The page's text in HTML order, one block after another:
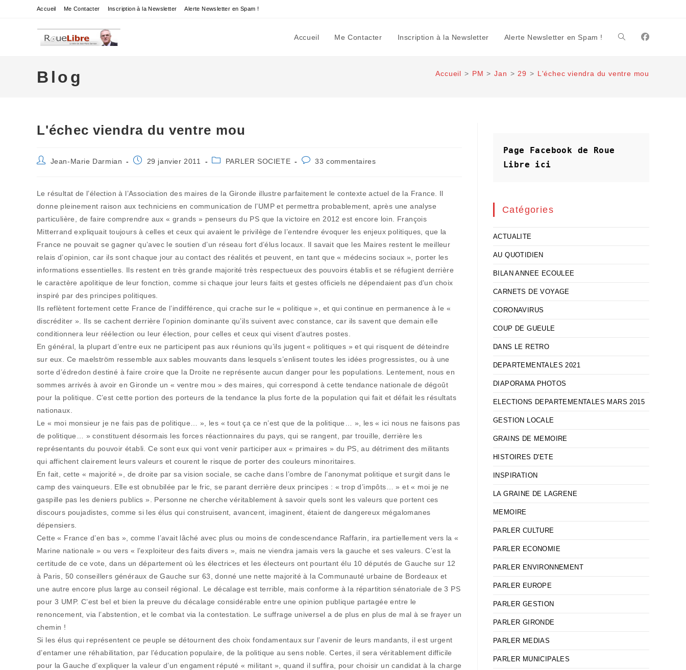
Accueil Me Contacter Inscription à la Newsletter Alerte Newsletter en Spam !
Accueil Me Contacter Inscription à la Newsletter Alerte Newsletter en Spam ! Toggle
website
Blog Accueil > PM > Jan > 29 > L'échec viendra du ventre mou
L'échec viendra du ventre mou
Auteur/autrice
Jean-Marie Darmian
Publication
29 janvier 2011
PostPARLER SOCIETE
Commentaires
33 commentaires
Le résultat de l’élection à l’Association des maires de la Gironde illustre parfaitement le contexte actuel de la France. Il
donne pleinement raison aux techniciens en communication de l’UMP et permettra probablement, après une analyse
particulière, de faire comprendre aux « grands » penseurs du PS que la victoire en 2012 est encore loin. François
Mitterrand expliquait toujours à celles et ceux qui avaient le privilège de l’entendre évoquer les enjeux politiques, que la
France ne pouvait se gagner qu’avec le soutien d’un réseau fort d’élus locaux. Il savait que les Maires restent le meilleur
relais d’opinion, car ils sont chaque jour au contact des réalités et peuvent, en tant que « médecins sociaux », porter les
informations essentielles. Ils restent en très grande majorité très respectueux des pouvoirs établis et se réfugient derrière
le caractère apolitique de leur fonction, comme si chaque jour leurs faits et gestes officiels ne dépendaient pas d’un choix
inspiré par des principes politiques.
Ils reflètent fortement cette France de l’indifférence, qui crache sur le « politique », et qui continue en permanence à le «
discréditer ». Ils se cachent derrière l’opinion dominante qu’ils suivent avec constance, car ils savent que demain elle
conditionnera leur réélection ou leur élection, pour celles et ceux qui visent d’autres postes.
En général, la plupart d’entre eux ne participent pas aux réunions qu’ils jugent « politiques » et qui risquent de déteindre
sur eux. Ce maelström ressemble aux sables mouvants dans lesquels s’enlisent toutes les idées progressistes, ou à une
sorte d’édredon destiné à faire croire que la Droite ne représente aucun danger pour les populations. Lentement, nous en
sommes arrivés à avoir en Gironde un « ventre mou » des maires, qui correspond à cette tendance nationale de dégoût
pour la politique. C’est cette portion des porteurs de la tendance la plus forte de la population qui fait et défait les résultats
nationaux.
Le « moi monsieur je ne fais pas de politique… », les « tout ça ce n’est que de la politique… », les « ici nous ne faisons pas
de politique… » constituent désormais les forces réactionnaires du pays, qui se rangent, par trouille, derrière les
représentants du pouvoir établi. Ce sont eux qui vont venir participer aux « primaires » du PS, au détriment des militants
qui affichent clairement leurs valeurs et courent le risque de porter des couleurs minoritaires.
En fait, cette « majorité », de droite par sa vision sociale, se cache dans l’ombre de l’anonymat politique et surgit dans le
camp des vainqueurs. Elle est obnubilée par le fric, se parant derrière deux principes : « trop d’impôts… » et « moi je ne
gaspille pas les deniers publics ». Personne ne cherche véritablement à savoir quels sont les valeurs que portent ces
discours poujadistes, comme si les élus qui construisent, avancent, imaginent, étaient de dangereux mégalomanes
dépensiers.
Cette « France d’en bas », comme l’avait lâché avec plus ou moins de condescendance Raffarin, ira partiellement vers la «
Marine nationale » ou vers « l’exploiteur des faits divers », mais ne viendra jamais vers la gauche et ses valeurs. C’est la
certitude de ce vote, dans un département où les électrices et les électeurs ont pourtant élu 10 députés de Gauche sur 12
à Paris, 50 conseillers généraux de Gauche sur 63, donné une nette majorité à la Communauté urbaine de Bordeaux et
une autre encore plus large au conseil régional. Le décalage est terrible, mais conforme à la répartition sénatoriale de 3 PS
pour 3 UMP. C’est bel et bien la preuve du décalage considérable entre une opinion publique partagée entre le
renoncement, via l’abstention, et le combat via la contestation. Le suffrage universel a de plus en plus de mal à se frayer un
chemin !
Si les élus qui représentent ce peuple se détournent des choix fondamentaux sur l’avenir de leurs mandants, il est urgent
d’entamer une réhabilitation, par l’éducation populaire, de la politique au sens noble. Certes, il sera véritablement difficile
pour la Gauche d’expliquer la valeur d’un engament réputé « militant », quand il suffira, pour choisir un candidat à la charge
Page Facebook de Roue
Libre
ici
Catégories
ACTUALITE
AU QUOTIDIEN
BILAN ANNEE ECOULEE
CARNETS DE VOYAGE
CORONAVIRUS
COUP DE GUEULE
DANS LE RETRO
DEPARTEMENTALES 2021
DIAPORAMA PHOTOS
ELECTIONS DEPARTEMENTALES MARS 2015
GESTION LOCALE
GRAINS DE MEMOIRE
HISTOIRES D'ETE
INSPIRATION
LA GRAINE DE LAGRENE
MEMOIRE
PARLER CULTURE
PARLER ECONOMIE
PARLER ENVIRONNEMENT
PARLER EUROPE
PARLER GESTION
PARLER GIRONDE
PARLER MEDIAS
PARLER MUNICIPALES